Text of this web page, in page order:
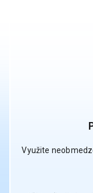
Využite